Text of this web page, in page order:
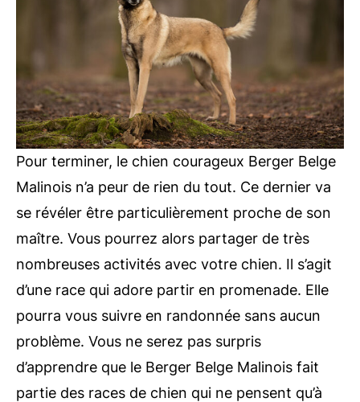
Pour terminer, le chien courageux Berger Belge
Malinois n’a peur de rien du tout. Ce dernier va
se révéler être particulièrement proche de son
maître. Vous pourrez alors partager de très
nombreuses activités avec votre chien. Il s’agit
d’une race qui adore partir en promenade. Elle
pourra vous suivre en randonnée sans aucun
problème. Vous ne serez pas surpris
d’apprendre que le Berger Belge Malinois fait
partie des races de chien qui ne pensent qu’à